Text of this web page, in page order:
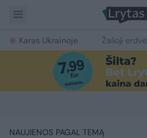
Karas Ukrainoje Žalioji erdvė
NAUJIENOS PAGAL TEMĄ